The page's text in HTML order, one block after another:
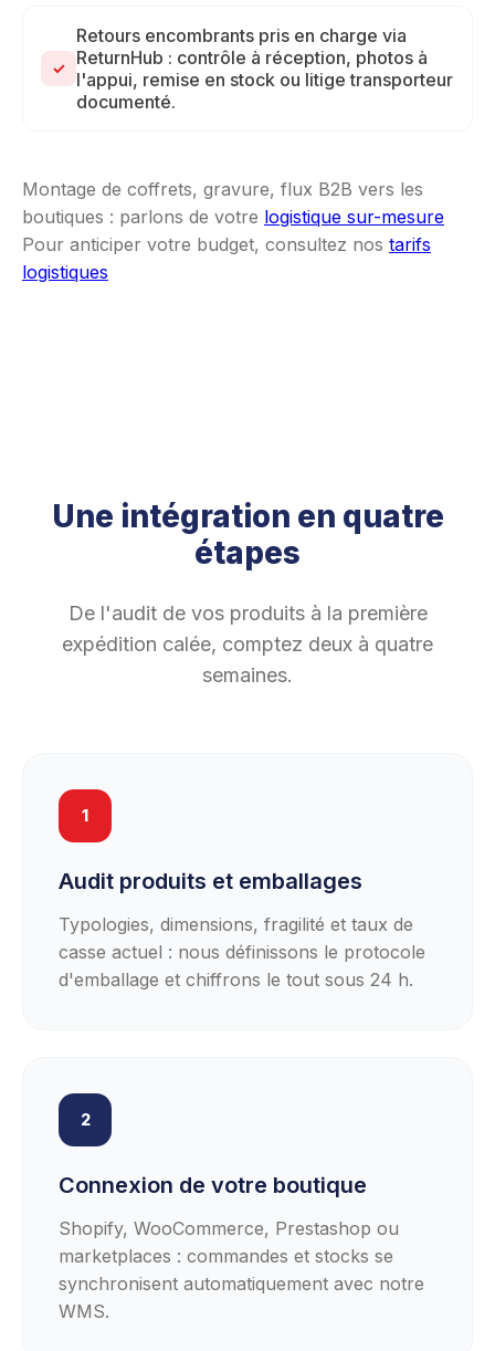
✓
Retours encombrants pris en charge via
ReturnHub : contrôle à réception, photos à
l'appui, remise en stock ou litige transporteur
documenté.
Montage de coffrets, gravure, flux B2B vers les
boutiques : parlons de votre logistique sur-mesure
Pour anticiper votre budget, consultez nos tarifs
logistiques
Une intégration en quatre
étapes
De l'audit de vos produits à la première
expédition calée, comptez deux à quatre
semaines.
1
Audit produits et emballages
Typologies, dimensions, fragilité et taux de
casse actuel : nous définissons le protocole
d'emballage et chiffrons le tout sous 24 h.
2
Connexion de votre boutique
Shopify, WooCommerce, Prestashop ou
marketplaces : commandes et stocks se
synchronisent automatiquement avec notre
WMS.